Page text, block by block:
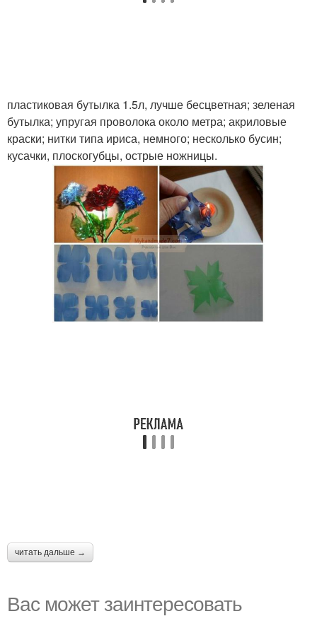
пластиковая бутылка 1.5л, лучше бесцветная; зеленая
бутылка; упругая проволока около метра; акриловые
краски; нитки типа ириса, немного; несколько бусин;
кусачки, плоскогубцы, острые ножницы.
читать дальше →
Вас может заинтересовать